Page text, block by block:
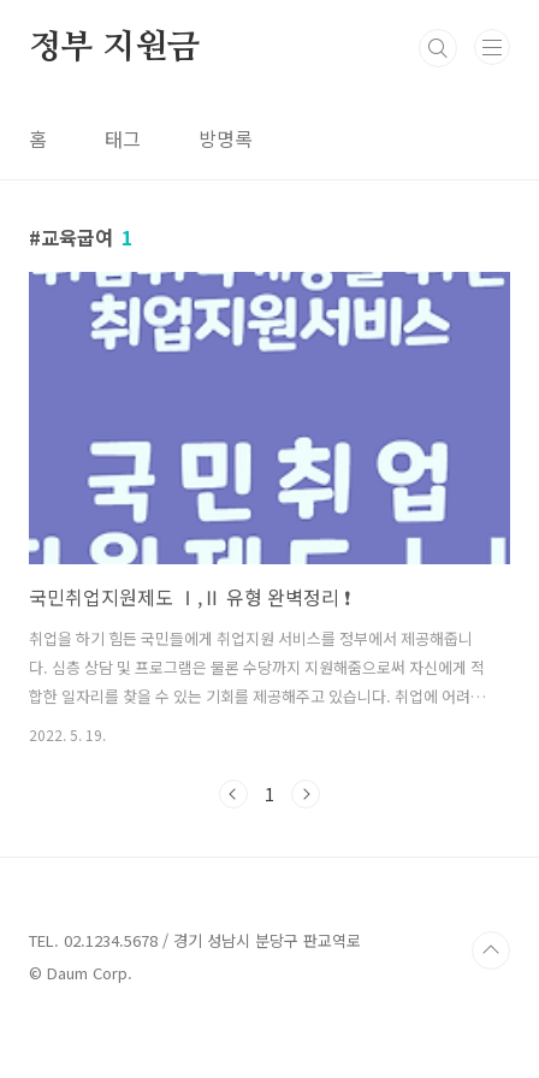
정부 지원금
홈 태그 방명록
교육굽여 1
국민취업지원제도 Ⅰ,Ⅱ 유형 완벽정리 ❗
취업을 하기 힘든 국민들에게 취업지원 서비스를 정부에서 제공해줍니
다. 심층 상담 및 프로그램은 물론 수당까지 지원해줌으로써 자신에게 적
합한 일자리를 찾을 수 있는 기회를 제공해주고 있습니다. 취업에 어려움
을 겪고 계셨던 분들은 정부에서 지원해주는 국민 취업지원제도도 같이
단절여성, 특수형태근로종사자 등 취업취약계층으로 인정되는 분들은
족한 자 Ⅰ 유형 지원대상 ◎ 요건심사형..
2022. 5. 19.
1
TEL. 02.1234.5678 / 경기 성남시 분당구 판교역로
© Daum Corp.